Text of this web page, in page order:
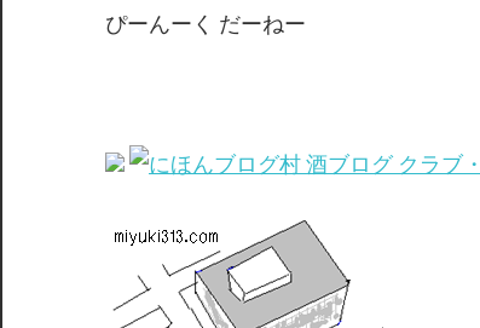
ぴーんーく だーねー